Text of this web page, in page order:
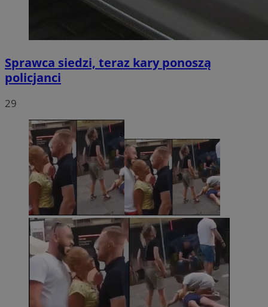
Sprawca siedzi, teraz kary ponoszą
policjanci
29